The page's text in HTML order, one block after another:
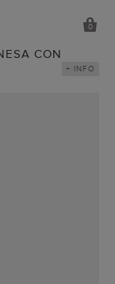
0
CON
+ INFO